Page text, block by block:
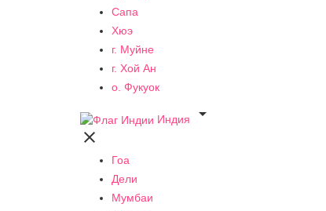
Сапа
Хюэ
г. Муйне
г. Хой Ан
о. Фукуок
Индия


Гоа
Дели
Мумбаи